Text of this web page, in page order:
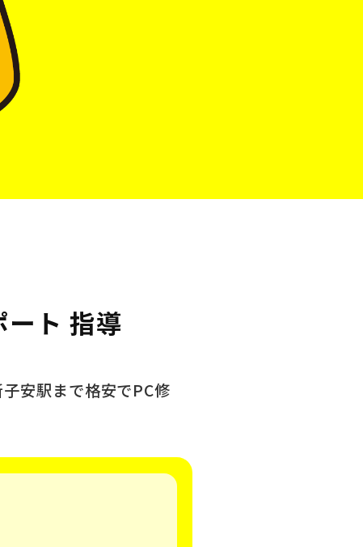
ート 指導
安駅まで格安でPC修